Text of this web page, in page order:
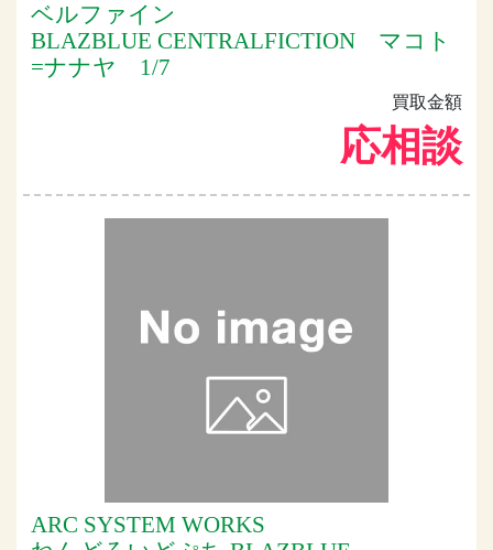
ベルファイン
BLAZBLUE CENTRALFICTION マコト
=ナナヤ 1/7
買取金額
応相談
ARC SYSTEM WORKS